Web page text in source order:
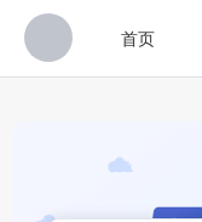
首页